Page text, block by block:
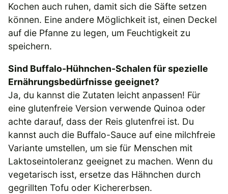
Kochen auch ruhen, damit sich die Säfte setzen
können. Eine andere Möglichkeit ist, einen Deckel
auf die Pfanne zu legen, um Feuchtigkeit zu
speichern.
Sind Buffalo-Hühnchen-Schalen für spezielle
Ernährungsbedürfnisse geeignet?
Ja, du kannst die Zutaten leicht anpassen! Für
eine glutenfreie Version verwende Quinoa oder
achte darauf, dass der Reis glutenfrei ist. Du
kannst auch die Buffalo-Sauce auf eine milchfreie
Variante umstellen, um sie für Menschen mit
Laktoseintoleranz geeignet zu machen. Wenn du
vegetarisch isst, ersetze das Hähnchen durch
gegrillten Tofu oder Kichererbsen.